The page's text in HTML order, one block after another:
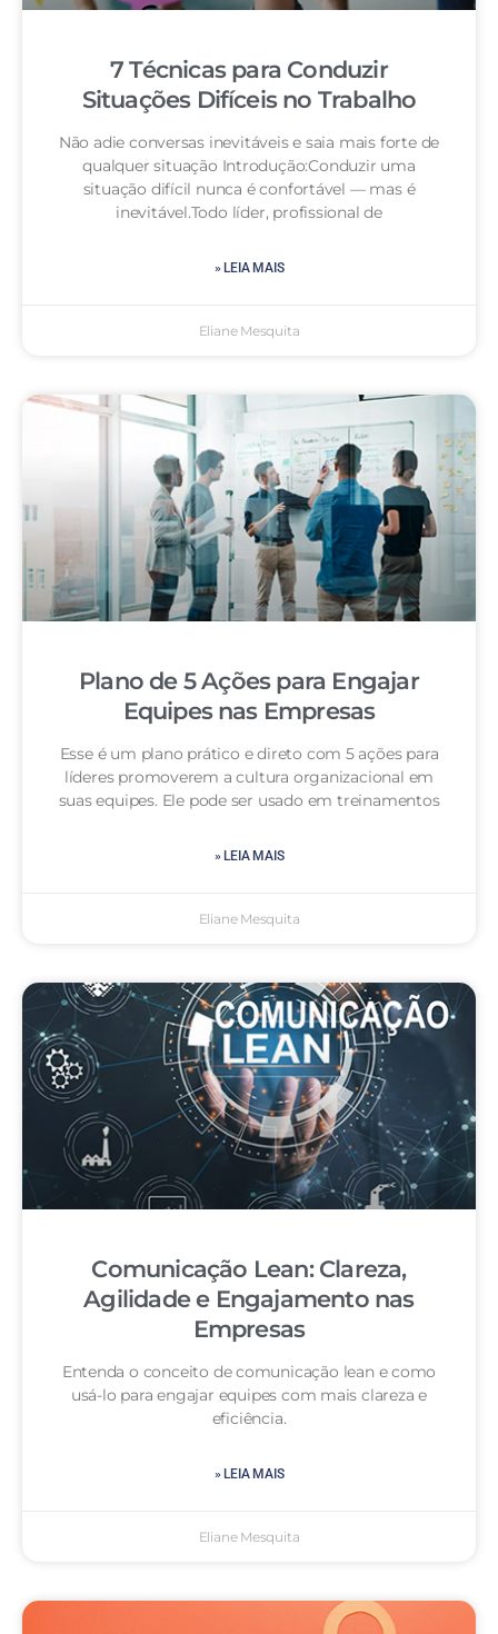
7 Técnicas para Conduzir
Situações Difíceis no Trabalho
Não adie conversas inevitáveis e saia mais forte de
qualquer situação Introdução:Conduzir uma
situação difícil nunca é confortável — mas é
inevitável.Todo líder, profissional de
» LEIA MAIS
Eliane Mesquita
Plano de 5 Ações para Engajar
Equipes nas Empresas
Esse é um plano prático e direto com 5 ações para
líderes promoverem a cultura organizacional em
suas equipes. Ele pode ser usado em treinamentos
» LEIA MAIS
Eliane Mesquita
Comunicação Lean: Clareza,
Agilidade e Engajamento nas
Empresas
Entenda o conceito de comunicação lean e como
usá-lo para engajar equipes com mais clareza e
eficiência.
» LEIA MAIS
Eliane Mesquita